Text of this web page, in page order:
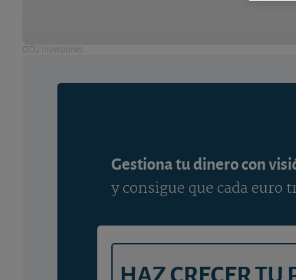
OCU Inversiones
Gestiona tu dinero con
y consigue que cada euro
HAZ CRECER